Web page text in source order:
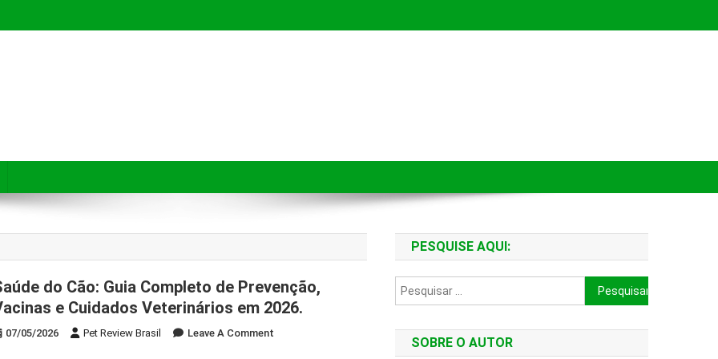
do Cão: Guia Completo de Prevenção,
e Cuidados Veterinários em 2026.
07/05/2026 Pet Review Brasil Leave A Comment
PESQUISE AQUI:
Pesquisar
por:
SOBRE O AUTOR